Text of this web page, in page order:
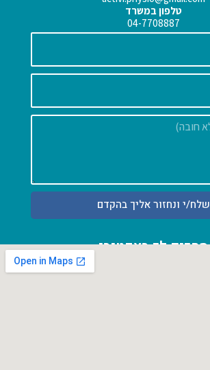
טלפון במשרד
04-7708887
שלח/י ונחזור אליך בהקדם
מחכים לך באקטיבי